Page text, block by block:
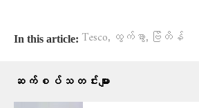
In this article: Tesco, ထွက်ခွာ, ဗြိတိန်
ဆက်စပ်သတင်းများ